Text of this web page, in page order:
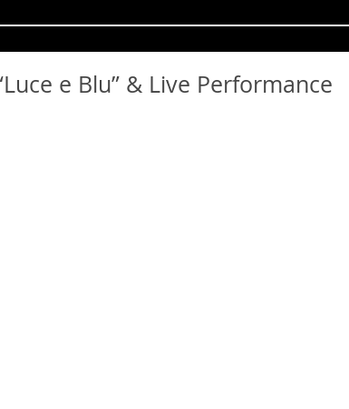
e Blu” & Live Performance